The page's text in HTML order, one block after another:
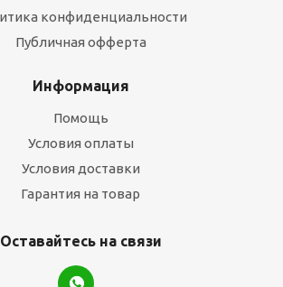
конфиденциальности
Публичная офферта
Информация
Помощь
Условия оплаты
Условия доставки
Гарантия на товар
Оставайтесь на связи